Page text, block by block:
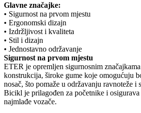
Glavne značajke:
• Sigurnost na prvom mjestu
• Ergonomski dizajn
• Izdržljivost i kvaliteta
• Stil i dizajn
• Jednostavno održavanje
Sigurnost na prvom mjestu
ETER je opremljen sigurnosnim
konstrukcija, široke gume koje omogućuju
nosač, što pomaže u održavanju ravnoteže i
Bicikl je prilagođen za početnike i
najmlađe vozače.